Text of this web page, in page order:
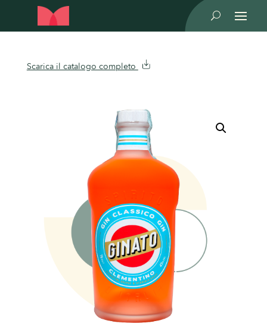
U
Scarica il catalogo completo